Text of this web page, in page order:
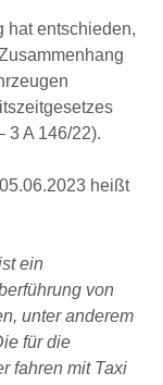
hat entschieden,
3 A 146/22).
heißt
ein
von
unter anderem
für die
fahren mit Taxi